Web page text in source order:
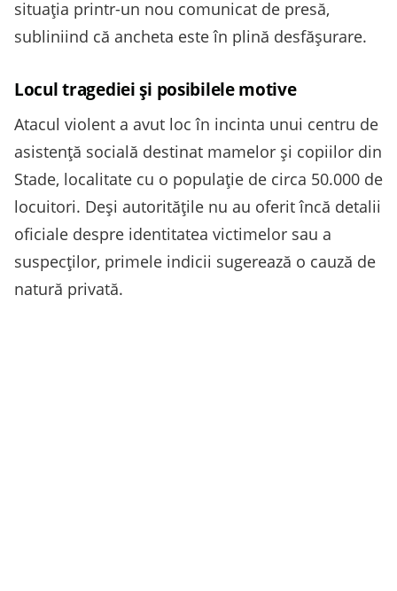
situația printr-un nou comunicat de presă,
subliniind că ancheta este în plină desfășurare.
Locul tragediei și posibilele motive
Atacul violent a avut loc în incinta unui centru de
asistență socială destinat mamelor și copiilor din
Stade, localitate cu o populație de circa 50.000 de
locuitori. Deși autoritățile nu au oferit încă detalii
oficiale despre identitatea victimelor sau a
suspecților, primele indicii sugerează o cauză de
natură privată.